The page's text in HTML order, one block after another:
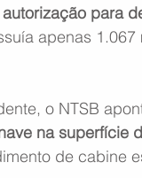
para
apenas 1.067
o NTSB
na superfície
de cabine